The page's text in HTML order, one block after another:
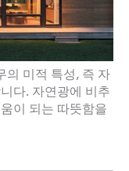
의 미적 특성, 즉 자
다. 자연광에 비추
이 되는 따뜻함을